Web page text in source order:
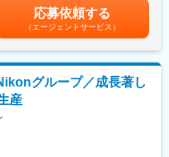
さらなる高品質の細胞を提供し
組んでいる他、今後も受託件
んでおり、拡大フェーズにあり
の高い再生医療用細胞受託開
界最高レベルの再生医療用細
客様に提供することが当社最大
定の作業及びその保守。
日本エリアの東京支店（新宿）
者も在籍しています。
東海北陸を管轄しています。今
だく想定です。
う場合もあります。
金はあくまでも目安の金額であ
があります。月給(月額)は固定手
応募依頼する
（エージェントサービス）
グループ／成長著し
産